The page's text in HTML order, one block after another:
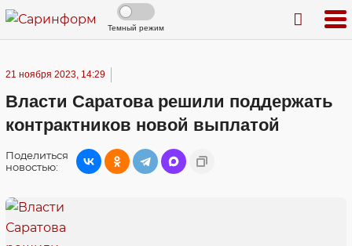
Темный режим
21 ноября 2023, 14:29
Власти Саратова решили поддержать
контрактников новой выплатой
Поделиться
новостью: